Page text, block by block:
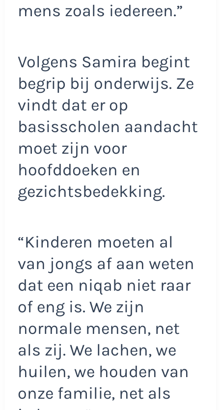
mens zoals iedereen.”
Volgens Samira begint
begrip bij onderwijs. Ze
vindt dat er op
basisscholen aandacht
moet zijn voor
hoofddoeken en
gezichtsbedekking.
“Kinderen moeten al
van jongs af aan weten
dat een niqab niet raar
of eng is. We zijn
normale mensen, net
als zij. We lachen, we
huilen, we houden van
onze familie, net als